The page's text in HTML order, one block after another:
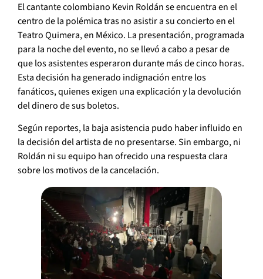
El cantante colombiano Kevin Roldán se encuentra en el
centro de la polémica tras no asistir a su concierto en el
Teatro Quimera, en México. La presentación, programada
para la noche del evento, no se llevó a cabo a pesar de
que los asistentes esperaron durante más de cinco horas.
Esta decisión ha generado indignación entre los
fanáticos, quienes exigen una explicación y la devolución
del dinero de sus boletos.
Según reportes, la baja asistencia pudo haber influido en
la decisión del artista de no presentarse. Sin embargo, ni
Roldán ni su equipo han ofrecido una respuesta clara
sobre los motivos de la cancelación.